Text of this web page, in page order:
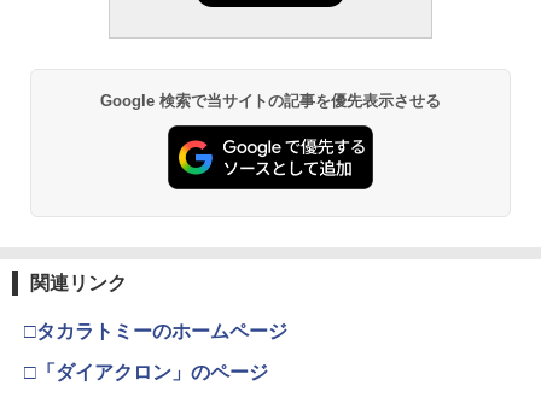
Google 検索で当サイトの記事を優先表示させる
関連リンク
□タカラトミーのホームページ
□「ダイアクロン」のページ